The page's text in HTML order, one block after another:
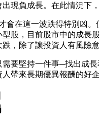
現負成長。在此情況下
會在這一波跌得特別凶
股，目前股市中的成長
，除了讓投資人有風險
要堅持一件事─找出成
帶來長期優異報酬的好企